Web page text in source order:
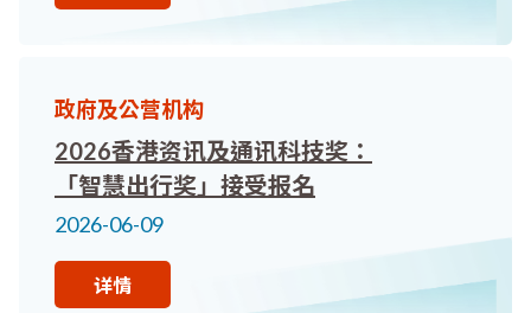
政府及公营机构
2026香港资讯及通讯科技奖：
「智慧出行奖」接受报名
2026-06-09
详情